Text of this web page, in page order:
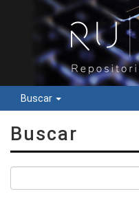
Buscar
Buscar